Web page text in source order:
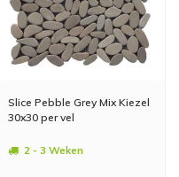
Slice Pebble Grey Mix Kiezel
30x30 per vel
2 - 3 Weken